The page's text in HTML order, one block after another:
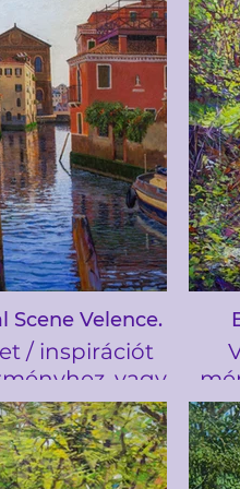
festményét
ihlette
Scene Velence.
/ inspirációt
vagy
régi fotóinak
vagy olyan
származó